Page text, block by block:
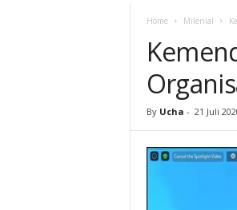
Home Milenial
By Ucha - 21 Juli